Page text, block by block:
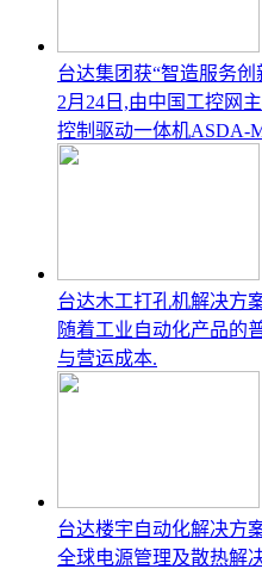
台达集团获“智造服务
2月24日,由中国工控网
控制驱动一体机ASDA-
台达木工打孔机解决方
随着工业自动化产品的
与营运成本.
台达楼宇自动化解决方
全球电源管理及散热解